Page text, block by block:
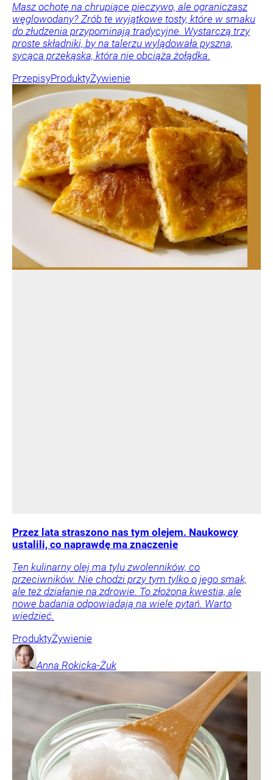
Masz ochotę na chrupiące pieczywo, ale ograniczasz
węglowodany? Zrób te wyjątkowe tosty, które w smaku
do złudzenia przypominają tradycyjne. Wystarczą trzy
proste składniki, by na talerzu wylądowała pyszna,
sycąca przekąska, która nie obciąża żołądka.
PrzepisyProduktyŻywienie
Przez lata straszono nas tym olejem. Naukowcy
ustalili, co naprawdę ma znaczenie
Ten kulinarny olej ma tylu zwolenników, co
przeciwników. Nie chodzi przy tym tylko o jego smak,
ale też działanie na zdrowie. To złożona kwestia, ale
nowe badania odpowiadają na wiele pytań. Warto
wiedzieć.
ProduktyŻywienie
Anna Rokicka-Żuk